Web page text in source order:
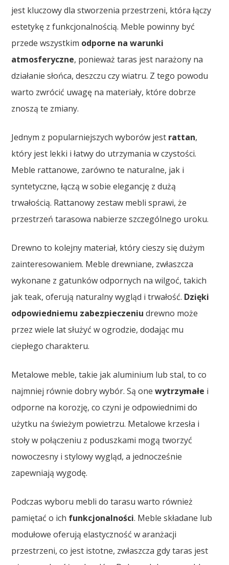
jest kluczowy dla stworzenia przestrzeni, która łączy
estetykę z funkcjonalnością. Meble powinny być
przede wszystkim odporne na warunki
atmosferyczne, ponieważ taras jest narażony na
działanie słońca, deszczu czy wiatru. Z tego powodu
warto zwrócić uwagę na materiały, które dobrze
znoszą te zmiany.
Jednym z popularniejszych wyborów jest rattan,
który jest lekki i łatwy do utrzymania w czystości.
Meble rattanowe, zarówno te naturalne, jak i
syntetyczne, łączą w sobie elegancję z dużą
trwałością. Rattanowy zestaw mebli sprawi, że
przestrzeń tarasowa nabierze szczególnego uroku.
Drewno to kolejny materiał, który cieszy się dużym
zainteresowaniem. Meble drewniane, zwłaszcza
wykonane z gatunków odpornych na wilgoć, takich
jak teak, oferują naturalny wygląd i trwałość. Dzięki
odpowiedniemu zabezpieczeniu drewno może
przez wiele lat służyć w ogrodzie, dodając mu
ciepłego charakteru.
Metalowe meble, takie jak aluminium lub stal, to co
najmniej równie dobry wybór. Są onewytrzymałe i
odporne na korozję, co czyni je odpowiednimi do
użytku na świeżym powietrzu. Metalowe krzesła i
stoły w połączeniu z poduszkami mogą tworzyć
nowoczesny i stylowy wygląd, a jednocześnie
zapewniają wygodę.
Podczas wyboru mebli do tarasu warto również
pamiętać o ich funkcjonalności. Meble składane lub
modułowe oferują elastyczność w aranżacji
przestrzeni, co jest istotne, zwłaszcza gdy taras jest